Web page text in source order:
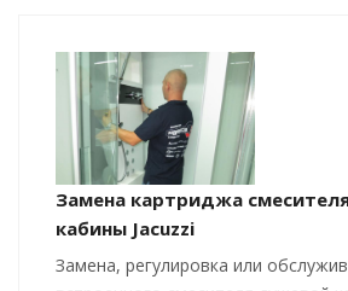
Замена картриджа
кабины Jacuzzi
Замена, регулировка или